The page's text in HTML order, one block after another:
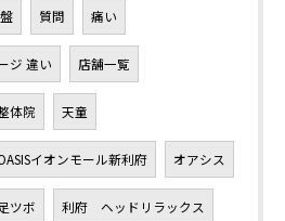
質問 痛い
ジ 違い 店舗一覧
体院 天童
イオンモール新利府 オアシス
ツボ 利府 ヘッドリラックス